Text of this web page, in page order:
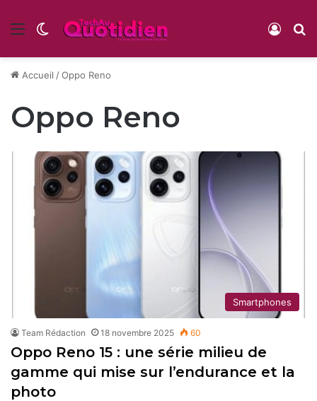
Menu Switch skin
Accueil /Oppo Reno
Oppo Reno
Smartphones
Team Rédaction 18 novembre 2025 60
Oppo Reno 15 : une série milieu de
gamme qui mise sur l’endurance et la
photo